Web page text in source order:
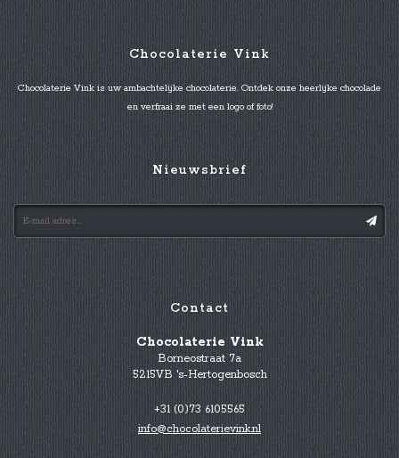
Chocolaterie Vink
Chocolaterie Vink is uw ambachtelijke chocolaterie. Ontdek onze heerlijke chocolade
en verfraai ze met een logo of foto!
Nieuwsbrief
Contact
Chocolaterie Vink
Borneostraat 7a
5215VB 's-Hertogenbosch
+31 (0)73 6105565
info@chocolaterievink.nl